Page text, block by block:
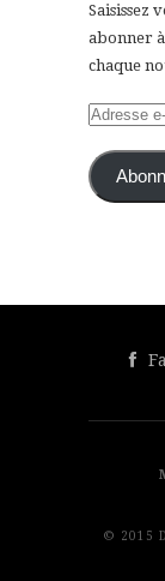
Saisissez
abonner
chaque
Adresse
mail
© 2015